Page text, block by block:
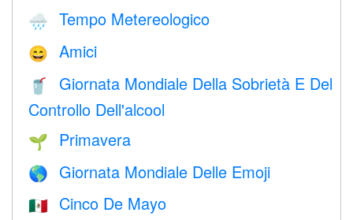
🌧 Tempo Metereologico
😄 Amici
🥤
Giornata Mondiale Della Sobrietà E Del
Controllo Dell'alcool
🌱 Primavera
🌎 Giornata Mondiale Delle Emoji
🇲🇽 Cinco De Mayo